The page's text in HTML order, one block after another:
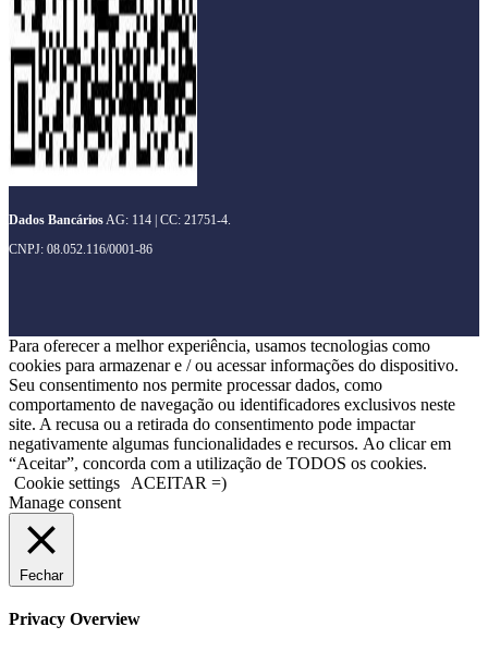
Dados BancáriosAG: 114 | CC: 21751-4.
CNPJ: 08.052.116/0001-86
Para oferecer a melhor experiência, usamos tecnologias como
cookies para armazenar e / ou acessar informações do dispositivo.
Seu consentimento nos permite processar dados, como
comportamento de navegação ou identificadores exclusivos neste
site. A recusa ou a retirada do consentimento pode impactar
negativamente algumas funcionalidades e recursos. Ao clicar em
“Aceitar”, concorda com a utilização de TODOS os cookies.
Cookie settings
ACEITAR =)
Manage consent
Fechar
Privacy Overview